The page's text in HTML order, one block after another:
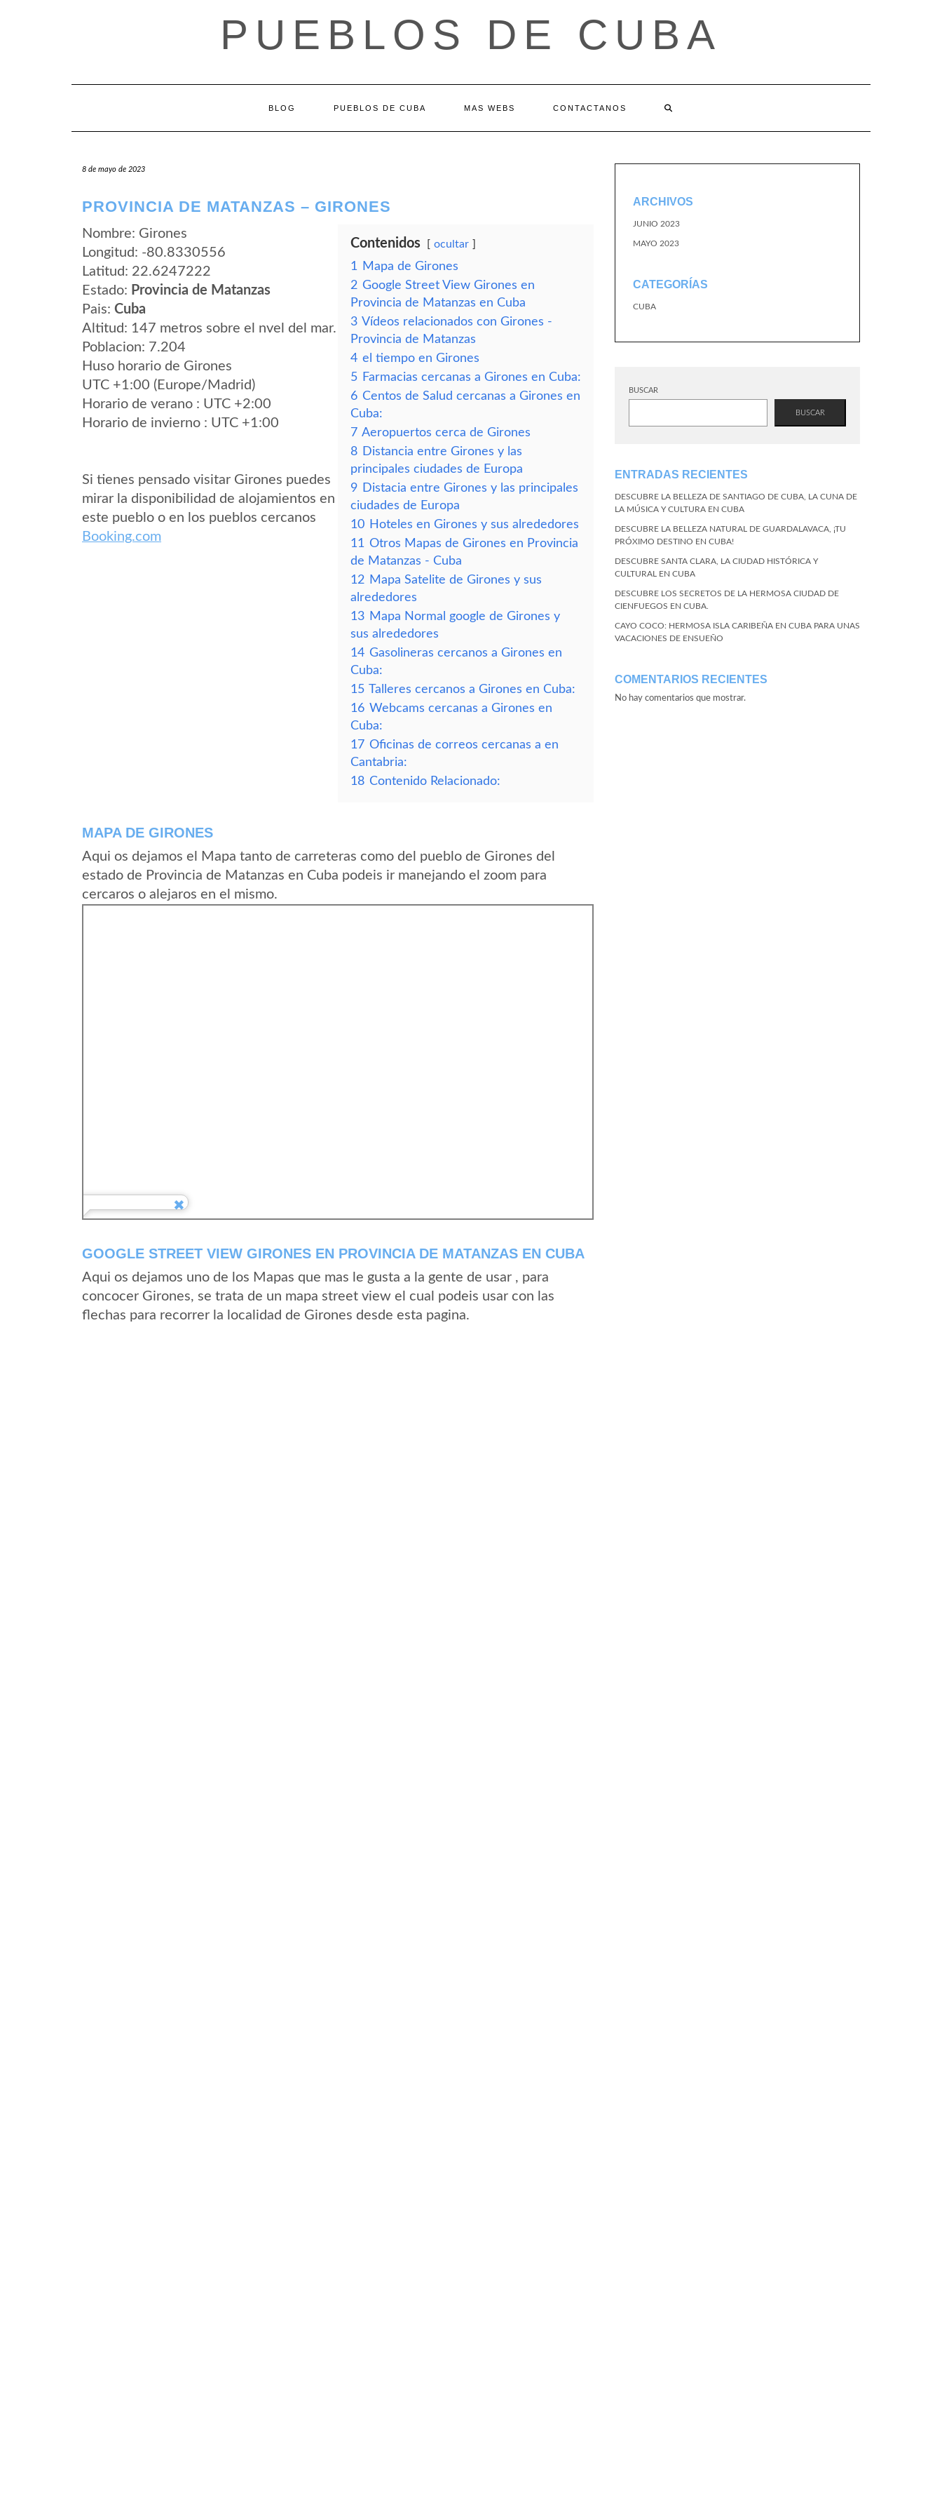
PUEBLOS DE CUBA
BLOG PUEBLOS DE CUBA MAS WEBS CONTACTANOS
8 de mayo de 2023
PROVINCIA DE MATANZAS – GIRONES
Nombre: Girones
Longitud: -80.8330556
Latitud: 22.6247222
Estado: Provincia de Matanzas
Pais: Cuba
Altitud: 147 metros sobre el nvel del mar.
Poblacion: 7.204
Huso horario de Girones
UTC +1:00 (Europe/Madrid)
Horario de verano : UTC +2:00
Horario de invierno : UTC +1:00
Si tienes pensado visitar Girones puedes
mirar la disponibilidad de alojamientos en
este pueblo o en los pueblos cercanos
Booking.com
Contenidos ocultar
1
Mapa de Girones
2 Google Street View Girones en
Provincia de Matanzas en Cuba
3 Vídeos relacionados con Girones -
Provincia de Matanzas
4 el tiempo en Girones
5 Farmacias cercanas a Girones en Cuba:
6 Centos de Salud cercanas a Girones en
Cuba:
7 Aeropuertos cerca de Girones
8 Distancia entre Girones y las
principales ciudades de Europa
9 Distacia entre Girones y las principales
ciudades de Europa
10 Hoteles en Girones y sus alrededores
11 Otros Mapas de Girones en Provincia
de Matanzas - Cuba
12 Mapa Satelite de Girones y sus
alrededores
13 Mapa Normal google de Girones y
sus alrededores
14 Gasolineras cercanos a Girones en
Cuba:
15 Talleres cercanos a Girones en Cuba:
16 Webcams cercanas a Girones en
Cuba:
17 Oficinas de correos cercanas a en
Cantabria:
18 Contenido Relacionado:
MAPA DE GIRONES
Aqui os dejamos el Mapa tanto de carreteras como del pueblo de Girones del
estado de Provincia de Matanzas en Cuba podeis ir manejando el zoom para
cercaros o alejaros en el mismo.
GOOGLE STREET VIEW GIRONES EN PROVINCIA DE MATANZAS EN CUBA
Aqui os dejamos uno de los Mapas que mas le gusta a la gente de usar , para
concocer Girones, se trata de un mapa street view el cual podeis usar con las
flechas para recorrer la localidad de Girones desde esta pagina.
ARCHIVOS
JUNIO 2023
MAYO 2023
CATEGORÍAS
CUBA
BUSCAR
BUSCAR
ENTRADAS RECIENTES
DESCUBRE LA BELLEZA DE SANTIAGO DE CUBA, LA CUNA DE
LA MÚSICA Y CULTURA EN CUBA
DESCUBRE LA BELLEZA NATURAL DE GUARDALAVACA, ¡TU
PRÓXIMO DESTINO EN CUBA!
DESCUBRE SANTA CLARA, LA CIUDAD HISTÓRICA Y
CULTURAL EN CUBA
DESCUBRE LOS SECRETOS DE LA HERMOSA CIUDAD DE
CIENFUEGOS EN CUBA.
CAYO COCO: HERMOSA ISLA CARIBEÑA EN CUBA PARA UNAS
VACACIONES DE ENSUEÑO
COMENTARIOS RECIENTES
No hay comentarios que mostrar.